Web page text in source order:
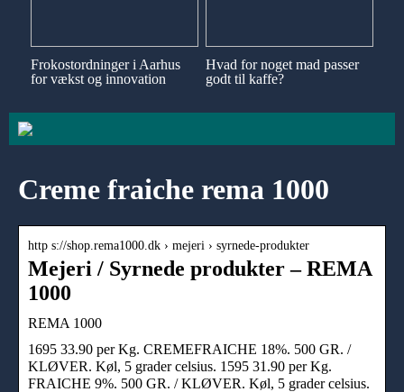
Frokostordninger i Aarhus
for vækst og innovation
Hvad for noget mad passer
godt til kaffe?
Creme fraiche rema 1000
http s://shop.rema1000.dk › mejeri › syrnede-produkter
Mejeri / Syrnede produkter – REMA
1000
REMA 1000
1695 33.90 per Kg. CREMEFRAICHE 18%. 500 GR. /
KLØVER. Køl, 5 grader celsius. 1595 31.90 per Kg.
FRAICHE 9%. 500 GR. / KLØVER. Køl, 5 grader celsius.